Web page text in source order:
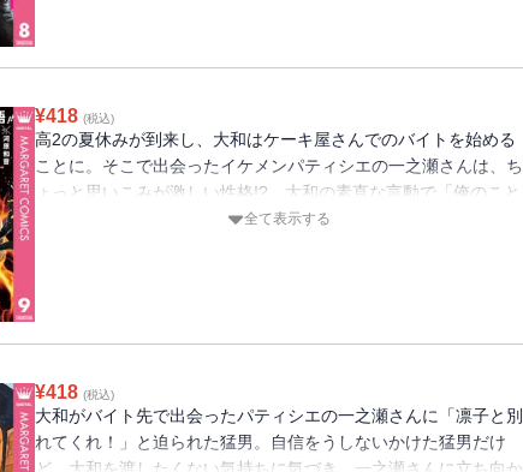
¥418 (税込)
高2の夏休みが到来し、大和はケーキ屋さんでのバイトを始める
ことに。そこで出会ったイケメンパティシエの一之瀬さんは、ち
ょっと思いこみが激しい性格!? 大和の素直な言動で「俺のこと
好きなのか」と勘違い！ さらに「凛子」と呼び捨てまで…。ラ
全て表示する
¥418 (税込)
大和がバイト先で出会ったパティシエの一之瀬さんに「凛子と別
れてくれ！」と迫られた猛男。自信をうしないかけた猛男だけ